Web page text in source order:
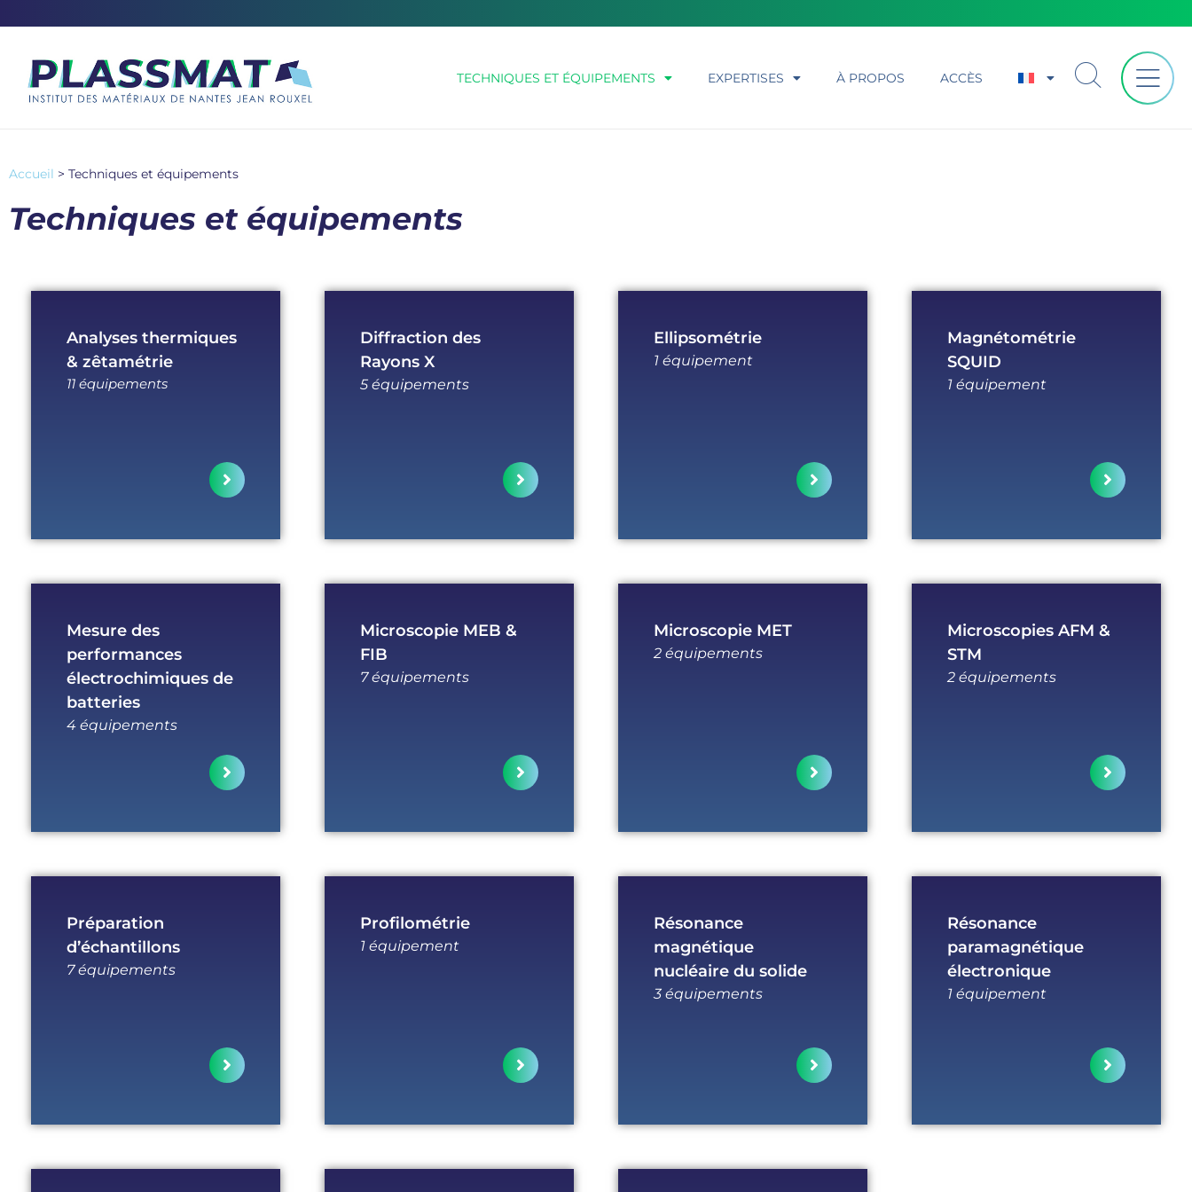
TECHNIQUES ET ÉQUIPEMENTS EXPERTISES À PROPOS ACCÈS
Accueil > Techniques et équipements
Techniques et équipements
Analyses thermiques
& zêtamétrie
11 équipements
Diffraction des
Rayons X
5 équipements
Ellipsométrie
1 équipement
Magnétométrie
SQUID
1 équipement
Mesure des
performances
électrochimiques de
batteries
4 équipements
Microscopie MEB &
FIB
7 équipements
Microscopie MET
2 équipements
Microscopies AFM &
STM
2 équipements
Préparation
d’échantillons
7 équipements
Profilométrie
1 équipement
Résonance
magnétique
nucléaire du solide
3 équipements
Résonance
paramagnétique
électronique
1 équipement